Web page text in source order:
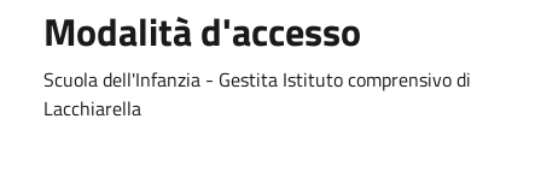
Modalità d'accesso
Scuola dell'Infanzia - Gestita Istituto comprensivo di
Lacchiarella